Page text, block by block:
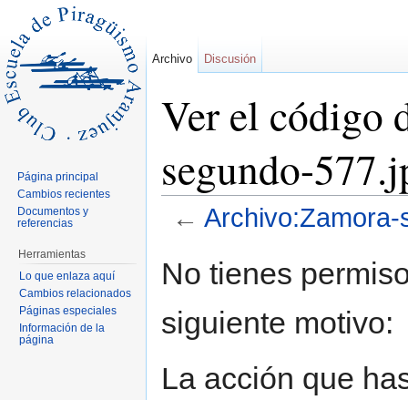
Ver el código
segundo-
←
No tienes
siguiente motivo:
La acción que
Archivo Discusión
Página principal
Cambios recientes
Documentos y
referencias
Herramientas
Lo que enlaza aquí
Cambios relacionados
Páginas especiales
Información de la
página